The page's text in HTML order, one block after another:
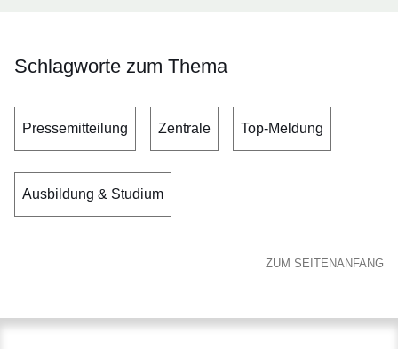
Schlagworte zum Thema
Pressemitteilung Zentrale Top-Meldung
Ausbildung & Studium
ZUM SEITENANFANG